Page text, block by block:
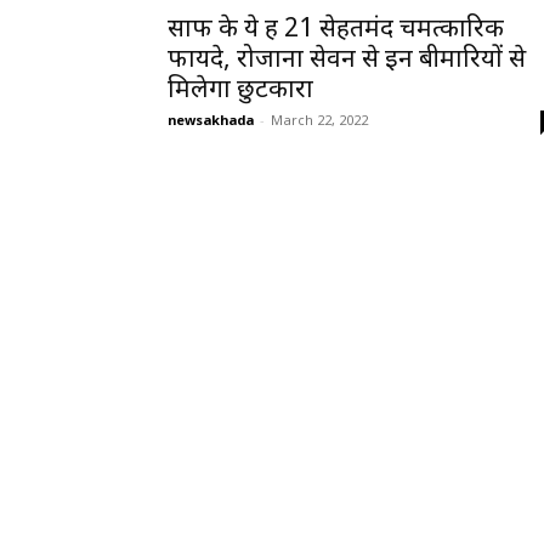
सौंफ के ये हैं 21 सेहतमंद चमत्कारिक
फायदे, रोजाना सेवन से इन बीमारियों से
मिलेगा छुटकारा
newsakhada - March 22, 2022